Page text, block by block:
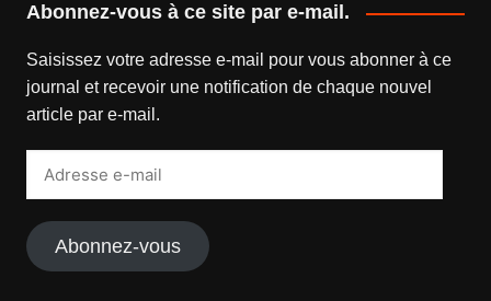
Abonnez-vous à ce site par e-mail.
Saisissez votre adresse e-mail pour vous abonner à ce
journal et recevoir une notification de chaque nouvel
article par e-mail.
Abonnez-vous